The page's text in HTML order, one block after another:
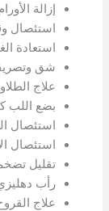
إزالة الأورام
استئصال
استعادة
شق وتصريف
علاج الطلاوة
بضع اللب
استئصال
استئصال
تقليل تضخم
رأب دهليزي
علاج